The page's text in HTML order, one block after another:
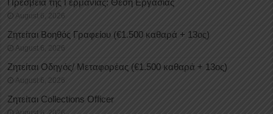
August 6, 2026
Ζητείται Βοηθός Γραφείου (€1.500 καθαρά + 13ος)
August 6, 2026
Ζητείται Οδηγός/ Μεταφορέας (€1.500 καθαρά + 13ος)
August 6, 2026
Ζητείται Collections Officer